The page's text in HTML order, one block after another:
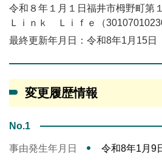
令和８年１月１日福井市栂野町第
Ｌｉｎｋ Ｌｉｆｅ（
最終更新年月日：令和8年1月15日
変更履歴情報
No.1
事由発生年月日
令和8年1月9